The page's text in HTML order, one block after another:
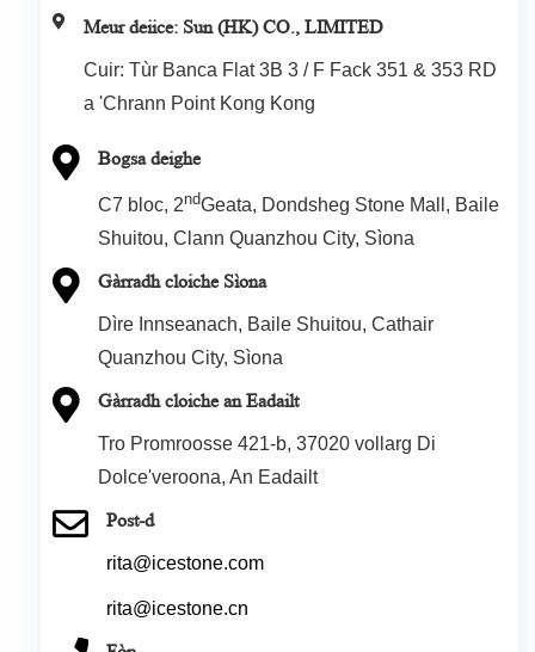
Meur deiice: Sun (HK) CO., LIMITED
Cuir: Tùr Banca Flat 3B 3 / F Fack 351 & 353 RD
a 'Chrann Point Kong Kong
Bogsa deighe
C7 bloc, 2ndGeata, Dondsheg Stone Mall, Baile
Shuitou, Clann Quanzhou City, Sìona
Gàrradh cloiche Sìona
Dìre Innseanach, Baile Shuitou, Cathair
Quanzhou City, Sìona
Gàrradh cloiche an Eadailt
Tro Promroosse 421-b, 37020 vollarg Di
Dolce'veroona, An Eadailt
Post-d
rita@icestone.com
rita@icestone.cn